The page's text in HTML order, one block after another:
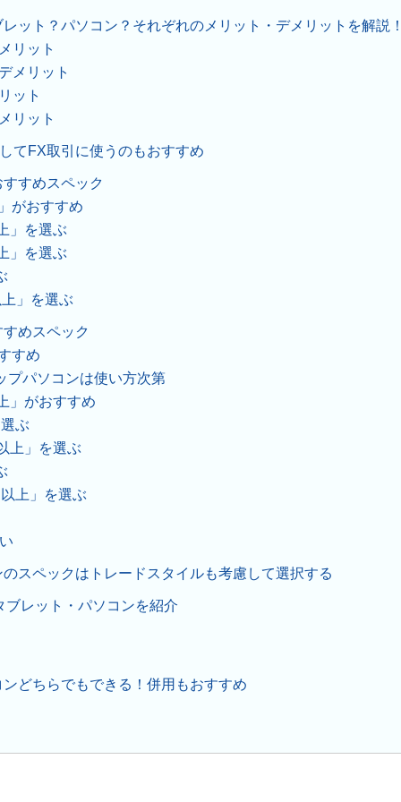
ット？パソコン？それぞれのメリット・デメリットを解説
リット
メリット
ット
リット
てFX取引に使うのもおすすめ
すめスペック
がおすすめ
」を選ぶ
」を選ぶ
」を選ぶ
めスペック
すめ
プパソコンは使い方次第
」がおすすめ
ぶ
上」を選ぶ
上」を選ぶ
スペックはトレードスタイルも考慮して選択する
レット・パソコンを紹介
どちらでもできる！併用もおすすめ